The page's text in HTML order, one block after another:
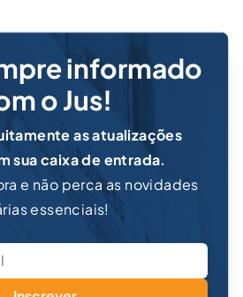
informado
o Jus!
as atualizações
sua caixa de entrada.
e não perca as novidades
essenciais!